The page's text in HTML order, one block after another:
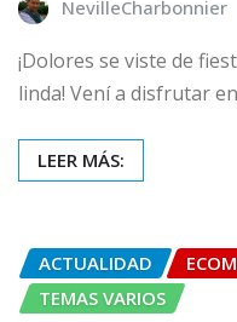
NevilleCharbonnier
¡Dolores se viste de
linda! Vení a disfrutar
LEER MÁS:
ACTUALIDAD
TEMAS VARIOS